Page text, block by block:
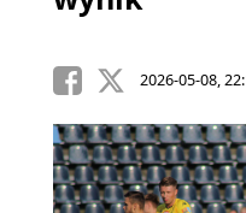
2026-05-08,